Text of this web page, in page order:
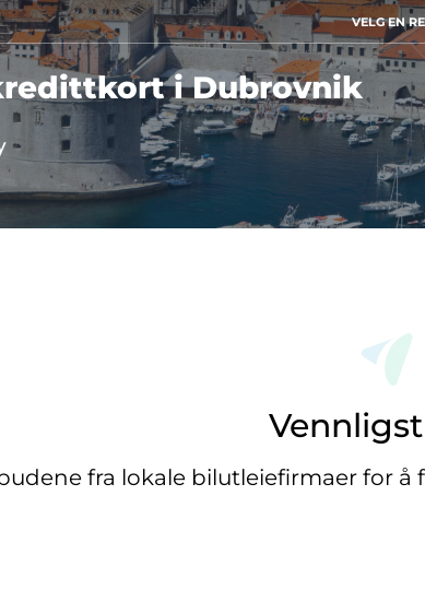
VELG EN
i Dubrovnik
fra lokale bilutleiefirmaer for